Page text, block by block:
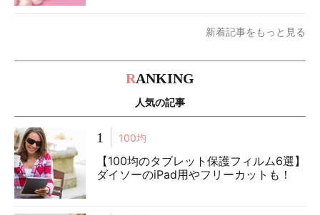
新着記事をもっと見る
RANKING
人気の記事
1 100均
【100均のタブレット保護フィルム6選】
ダイソーのiPad用やフリーカットも！